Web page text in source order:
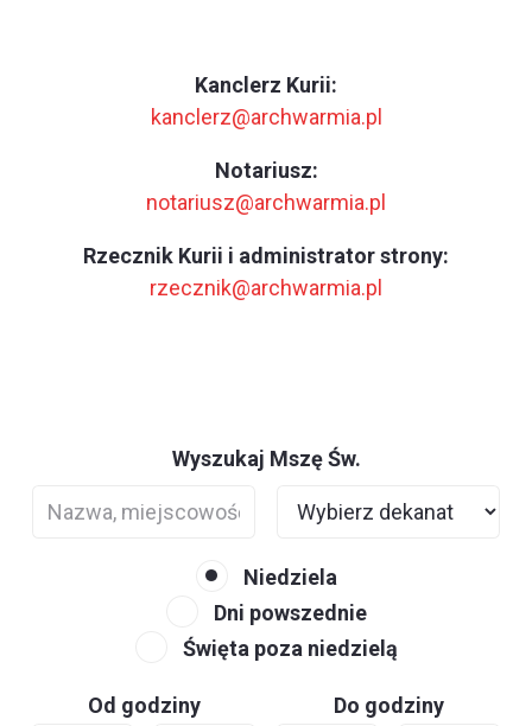
Kanclerz Kurii:
kanclerz@archwarmia.pl
Notariusz:
notariusz@archwarmia.pl
Rzecznik Kurii i administrator strony:
rzecznik@archwarmia.pl
Wyszukaj Mszę Św.
Niedziela
Dni powszednie
Święta poza niedzielą
Od godziny Do godziny